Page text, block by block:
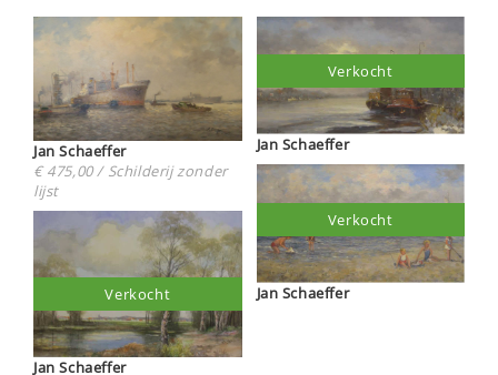
Jan Schaeffer
€ 475,00 / Schilderij zonder
lijst
Jan Schaeffer
Verkocht
Jan Schaeffer
Verkocht
Jan Schaeffer
Verkocht